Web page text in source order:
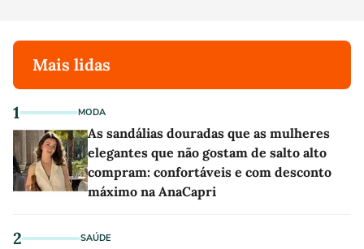
Mais lidas
1 MODA
As sandálias douradas que as mulheres
elegantes que não gostam de salto alto
compram: confortáveis e com desconto
máximo na AnaCapri
2 SAÚDE